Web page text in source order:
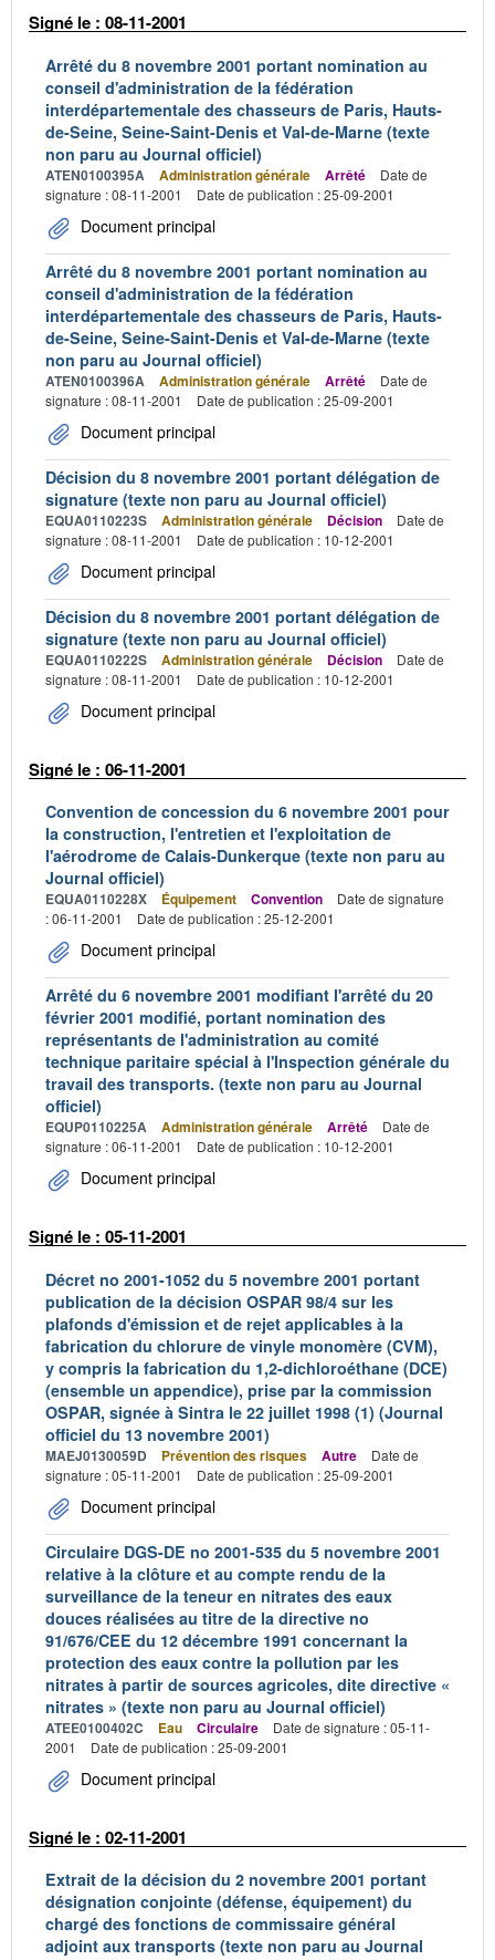
Signé le : 08-11-2001
Arrêté du 8 novembre 2001 portant nomination au
conseil d'administration de la fédération
interdépartementale des chasseurs de Paris, Hauts-
de-Seine, Seine-Saint-Denis et Val-de-Marne (texte
non paru au Journal officiel)
ATEN0100395A Administration générale Arrêté
Date de
signature : 08-11-2001
Date de publication : 25-09-2001
Document principal
Arrêté du 8 novembre 2001 portant nomination au
conseil d'administration de la fédération
interdépartementale des chasseurs de Paris, Hauts-
de-Seine, Seine-Saint-Denis et Val-de-Marne (texte
non paru au Journal officiel)
ATEN0100396A Administration générale Arrêté
Date de
signature : 08-11-2001
Date de publication : 25-09-2001
Document principal
Décision du 8 novembre 2001 portant délégation de
signature (texte non paru au Journal officiel)
EQUA0110223S Administration générale Décision
Date de
signature : 08-11-2001
Date de publication : 10-12-2001
Document principal
Décision du 8 novembre 2001 portant délégation de
signature (texte non paru au Journal officiel)
EQUA0110222S Administration générale Décision
Date de
signature : 08-11-2001
Date de publication : 10-12-2001
Document principal
Signé le : 06-11-2001
Convention de concession du 6 novembre 2001 pour
la construction, l'entretien et l'exploitation de
l'aérodrome de Calais-Dunkerque (texte non paru au
Journal officiel)
EQUA0110228X Équipement Convention
Date de signature
: 06-11-2001
Date de publication : 25-12-2001
Document principal
Arrêté du 6 novembre 2001 modifiant l'arrêté du 20
février 2001 modifié, portant nomination des
représentants de l'administration au comité
technique paritaire spécial à l'Inspection générale du
travail des transports. (texte non paru au Journal
officiel)
EQUP0110225A Administration générale Arrêté
Date de
signature : 06-11-2001
Date de publication : 10-12-2001
Document principal
Signé le : 05-11-2001
Décret no 2001-1052 du 5 novembre 2001 portant
publication de la décision OSPAR 98/4 sur les
plafonds d'émission et de rejet applicables à la
fabrication du chlorure de vinyle monomère (CVM),
y compris la fabrication du 1,2-dichloroéthane (DCE)
(ensemble un appendice), prise par la commission
OSPAR, signée à Sintra le 22 juillet 1998 (1) (Journal
officiel du 13 novembre 2001)
MAEJ0130059D Prévention des risques Autre
Date de
signature : 05-11-2001
Date de publication : 25-09-2001
Document principal
Circulaire DGS-DE no 2001-535 du 5 novembre 2001
relative à la clôture et au compte rendu de la
surveillance de la teneur en nitrates des eaux
douces réalisées au titre de la directive no
91/676/CEE du 12 décembre 1991 concernant la
protection des eaux contre la pollution par les
nitrates à partir de sources agricoles, dite directive «
nitrates » (texte non paru au Journal officiel)
ATEE0100402C Eau Circulaire
Date de signature : 05-11-
2001
Date de publication : 25-09-2001
Document principal
Signé le : 02-11-2001
Extrait de la décision du 2 novembre 2001 portant
désignation conjointe (défense, équipement) du
chargé des fonctions de commissaire général
adjoint aux transports (texte non paru au Journal